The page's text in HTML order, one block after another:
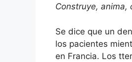
Construye, anima,
Se dice que un
los pacientes
en Francia. Los